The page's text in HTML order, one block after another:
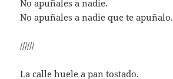
No apuñales a nadie.
No apuñales a nadie que te apuñalo.
//////
La calle huele a pan tostado.